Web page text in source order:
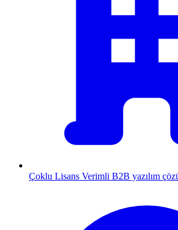
Çoklu Lisans Verimli B2B yazılım